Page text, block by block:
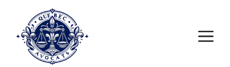
contenu